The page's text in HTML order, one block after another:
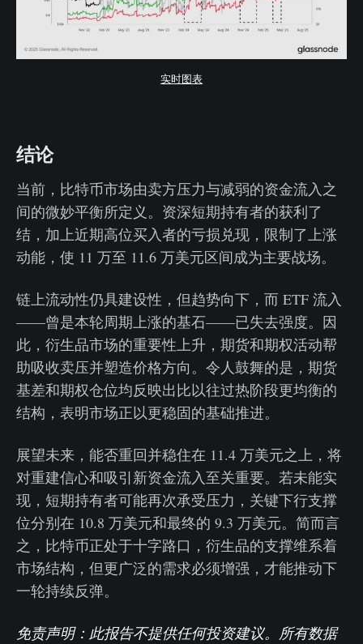
实时图表
结论
当前，比特币市场由卖方压力与减弱的资金流入之
间的微妙平衡所定义。资深短期持有者的获利了
结，加上近期高位买入者的亏损兑现，限制了上涨
动能，使 11 万至 11.6 万美元区间成为主要战场。
链上流动性仍具建设性，但趋势向下，而 ETF 流入
——曾是本轮周期上涨的基石——已失去强度。因
此，衍生品市场的重要性上升，期货和期权活动帮
助吸收卖压并塑造价格方向。令人鼓舞的是，期货
基差和期权仓位均反映出比以往过热阶段更均衡的
结构，表明市场正以更稳固的基础推进。
展望未来，能否重回并稳住在 11.4 万美元之上，将
对重建信心和吸引新资金流入至关重要。若未能实
现，短期持有者可能再次承受压力，关键下行支撑
位分别在 10.8 万美元和最终的 9.3 万美元。简而言
之，比特币正处于十字路口，衍生品的支撑维系着
市场结构，但更广泛的需求必须增强，才能推动下
一轮持续反弹。
免责声明：此报告不提供任何投资建议。所有数据